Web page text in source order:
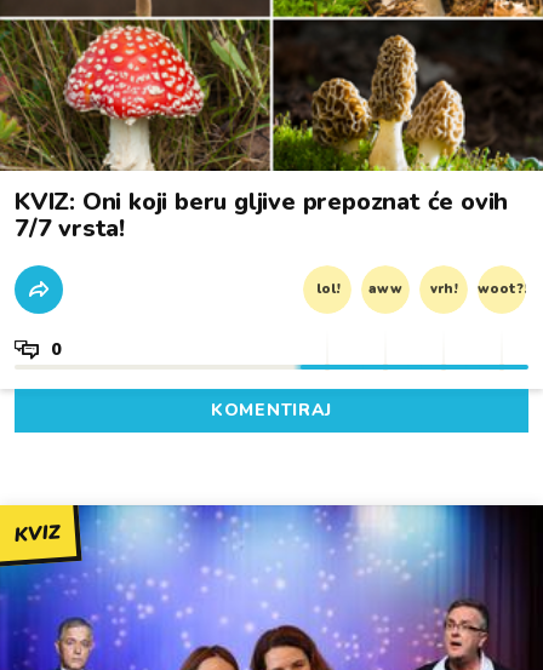
KVIZ: Oni koji beru gljive prepoznat će ovih
7/7 vrsta!
lol! aww vrh! woot?!
0
KOMENTIRAJ
KVIZ